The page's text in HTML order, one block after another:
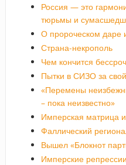
Россия — это
тюрьмы и
О пророческом даре
Страна-некрополь
Чем кончится
Пытки в СИЗО за
«Перемены
– пока неизвестно»
Имперская матрица
Фаллический
Вышел «Блокнот
Имперские